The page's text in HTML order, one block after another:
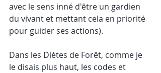
avec le sens inné d'être un gardien
du vivant et mettant cela en priorité
pour guider ses actions).
Dans les Diètes de Forêt, comme je
le disais plus haut, les codes et